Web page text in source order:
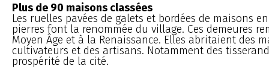
Plus de 90 maisons classées
Les ruelles pavées de galets et bordées de maisons
pierres font la renommée du village. Ces demeures
Moyen Âge et à la Renaissance. Elles abritaient des
cultivateurs et des artisans. Notamment des
prospérité de la cité.